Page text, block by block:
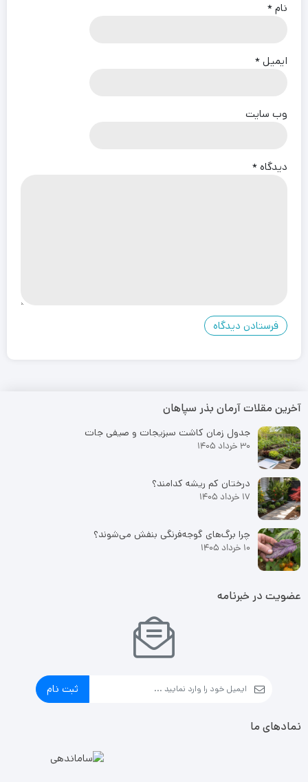
نام*
ایمیل*
وب‌ سایت
دیدگاه*
آخرین مقلات آرمان بذر سپاهان
جدول زمان کاشت سبزیجات و صیفی جات
30 خرداد 1405
درختان کم ریشه کدامند؟
17 خرداد 1405
چرا برگ‌های گوجه‌فرنگی بنفش می‌شوند؟
10 خرداد 1405
عضویت در خبرنامه
ثبت نام
نمادهای ما